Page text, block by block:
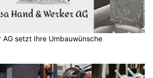
AG setzt Ihre Umbauwünsche